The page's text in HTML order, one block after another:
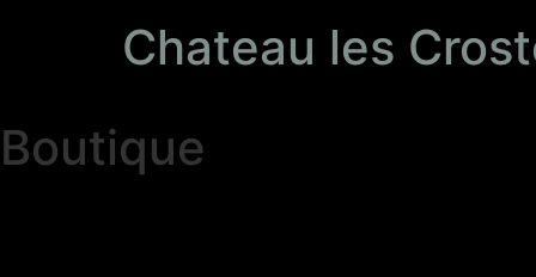
Chateau les
Boutique